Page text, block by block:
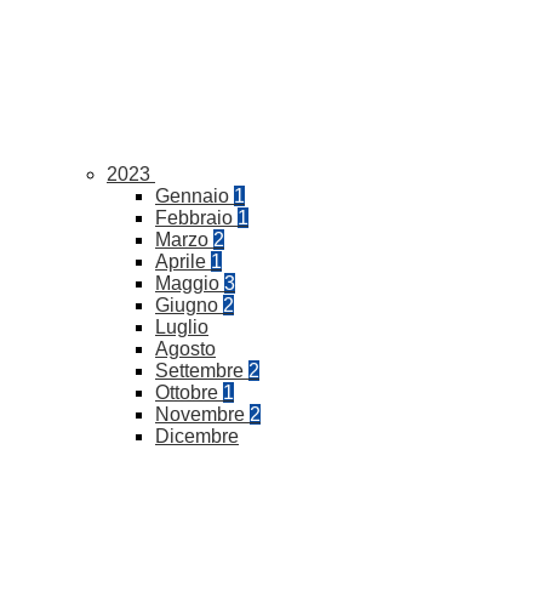
2023
Gennaio 1
Febbraio 1
Marzo 2
Aprile 1
Maggio 3
Giugno 2
Luglio
Agosto
Settembre 2
Ottobre 1
Novembre 2
Dicembre